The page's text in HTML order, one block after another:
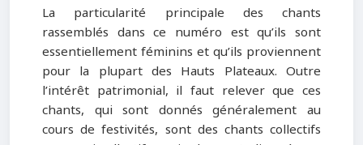
La particularité principale des chants
rassemblés dans ce numéro est qu’ils sont
essentiellement féminins et qu’ils proviennent
pour la plupart des Hauts Plateaux. Outre
l’intérêt patrimonial, il faut relever que ces
chants, qui sont donnés généralement au
cours de festivités, sont des chants collectifs